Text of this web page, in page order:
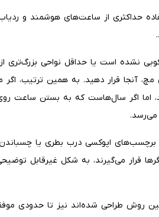
حداکثری از ساعت‌های هوشمند و
نشده است یا حداقل نواحی بزرگ‌تری
مچ، آنجا قرار دهید. به همین ترتیب،
اما اگر سال‌هاست که به بستن
می‌رسد.
برچسب‌های اپوکسی درب بطری یا
قرار می‌گیرند، به شکل غیرقابل
روش طراحی شده‌اند نیز تا حدودی